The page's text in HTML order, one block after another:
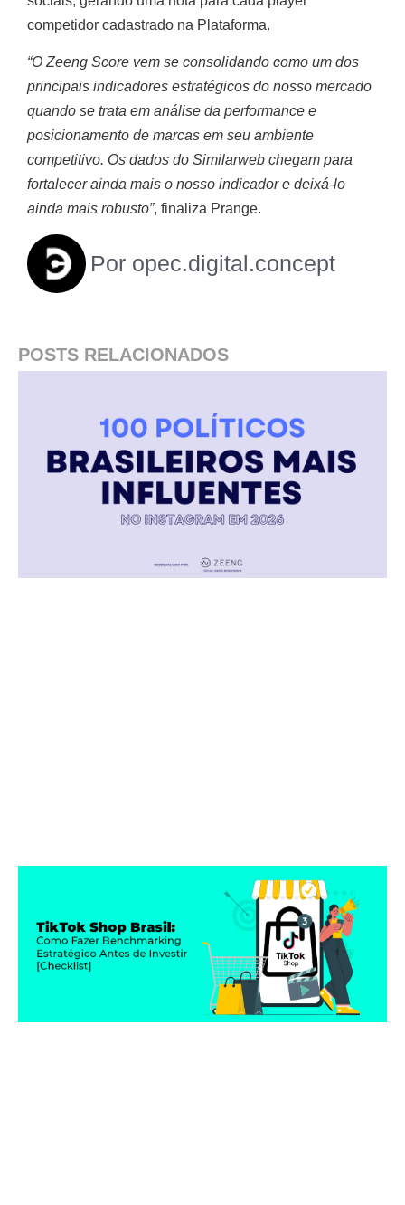
competidor cadastrado na Plataforma.
“O Zeeng Score vem se consolidando como um dos
principais indicadores estratégicos do nosso mercado
quando se trata em análise da performance e
posicionamento de marcas em seu ambiente
competitivo. Os dados do Similarweb chegam para
fortalecer ainda mais o nosso indicador e deixá-lo
ainda mais robusto”, finaliza Prange.
Por opec.digital.concept
POSTS RELACIONADOS